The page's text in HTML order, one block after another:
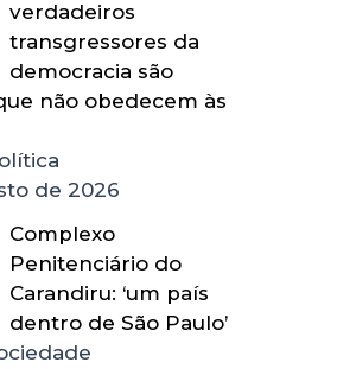
verdadeiros
transgressores da
democracia são
não obedecem às
de 2026
Complexo
Penitenciário do
Carandiru: ‘um país
dentro de São Paulo’